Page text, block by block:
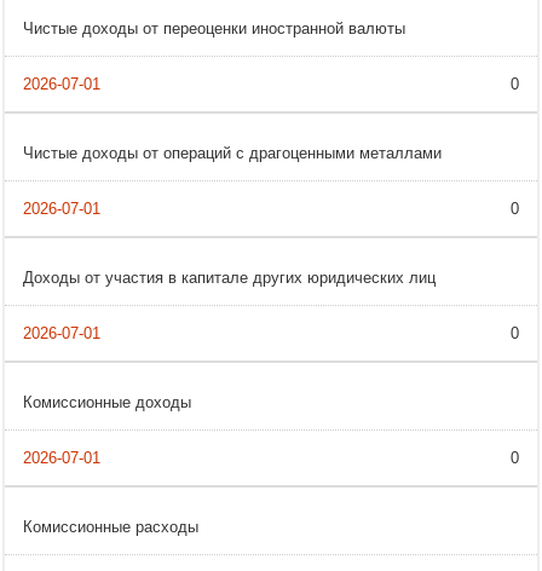
Чистые доходы от переоценки иностранной валюты
0
Чистые доходы от операций с драгоценными металлами
0
Доходы от участия в капитале других юридических лиц
0
Комиссионные доходы
0
Комиссионные расходы